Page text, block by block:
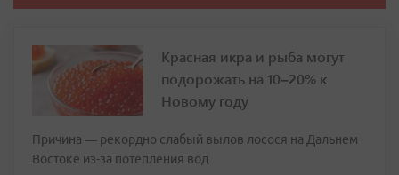
Красная икра и рыба могут
подорожать на 10–20% к
Новому году
Причина — рекордно слабый вылов лосося на Дальнем
Востоке из-за потепления вод